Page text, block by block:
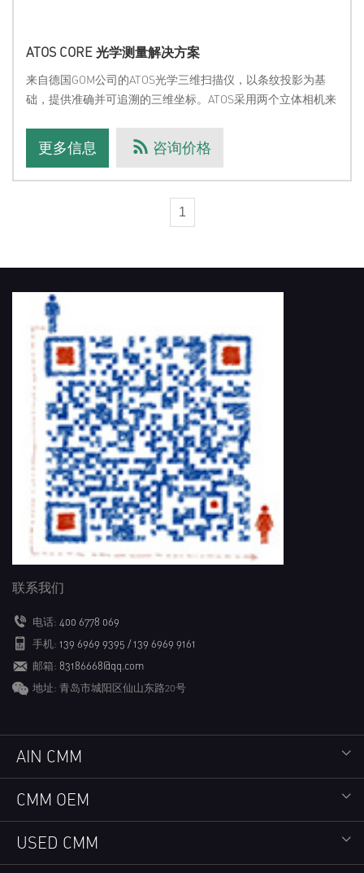
ATOS CORE 光学测量解决方案
来自德国GOM公司的ATOS光学三维扫描仪，以条纹投影为基
础，提供准确并可追溯的三维坐标。ATOS采用两个立体相机来
的表面。左右两个立体相机会把这些图案拍摄下来，并基于相
机芯片上正弦曲线强度分布形成相移
更多信息 咨询价格
1
联系我们
电话: 400 6778 069
手机: 139 6969 9395 / 139 6969 9161
邮箱: 83186668@qq.com
地址: 青岛市城阳区仙山东路20号
AIN CMM
CMM OEM
USED CMM